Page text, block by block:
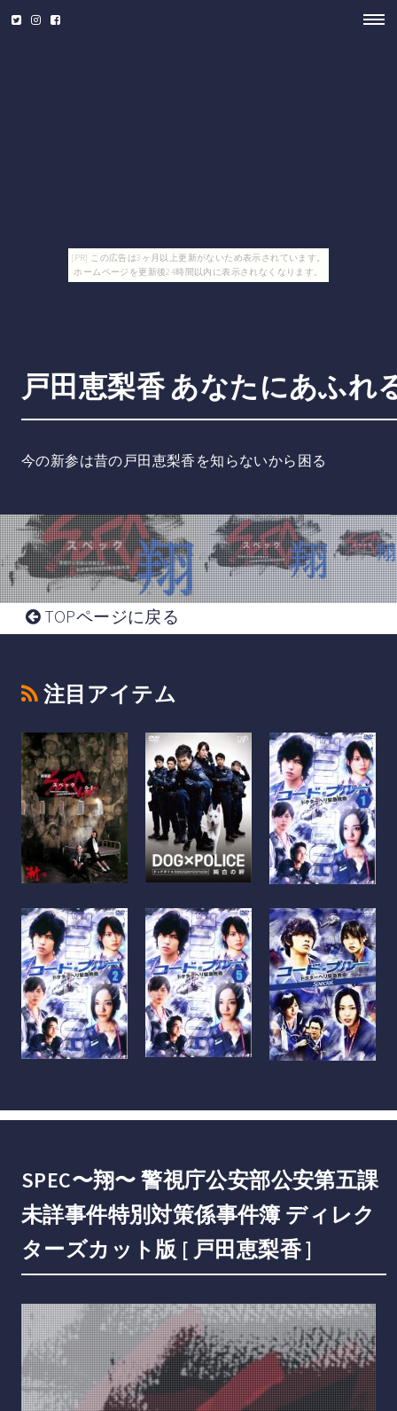
[PR] この広告は3ヶ月以上更新がないため表示されています。
ホームページを更新後24時間以内に表示されなくなります。
戸田恵梨香 あなたにあふれ
今の新参は昔の戸田恵梨香を知らないから困る
TOPページに戻る
注目アイテム
SPEC〜翔〜 警視庁公安部公安第五課
未詳事件特別対策係事件簿 ディレク
ターズカット版 [ 戸田恵梨香 ]